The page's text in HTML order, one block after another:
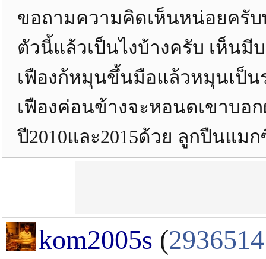
ขอถามความคิดเห็นหน่อยครั
ตัวนี้แล้วเป็นไงบ้างครับ เห็น
เฟืองก้หมุนขึ้นมือแล้วหมุนเป็น
เฟืองค่อนข้างจะหอนดเขาบอ
ปี2010และ2015ด้วย ลูกปืนแม
kom2005s (2936514